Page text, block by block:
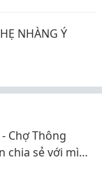
NHÀNG Ý
Chợ Thông
chia sẻ với mình